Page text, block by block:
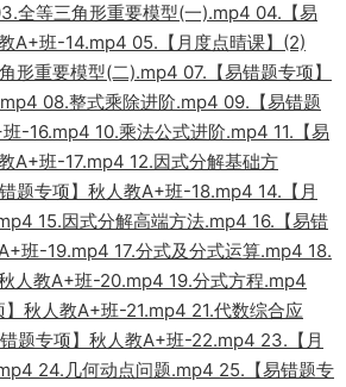
全等三角形重要模型(一).mp4 04.【易
A+班-14.mp4 05.【月度点晴课】(2)
形重要模型(二).mp4 07.【易错题专项】
08.整式乘除进阶.mp4 09.【易错题
-16.mp4 10.乘法公式进阶.mp4 11.【易
A+班-17.mp4 12.因式分解基础方
题专项】秋人教A+班-18.mp4 14.【月
15.因式分解高端方法.mp4 16.【易错
班-19.mp4 17.分式及分式运算.mp4 18.
秋人教A+班-20.mp4 19.分式方程.mp4
秋人教A+班-21.mp4 21.代数综合应
题专项】秋人教A+班-22.mp4 23.【月
24.几何动点问题.mp4 25.【易错题专